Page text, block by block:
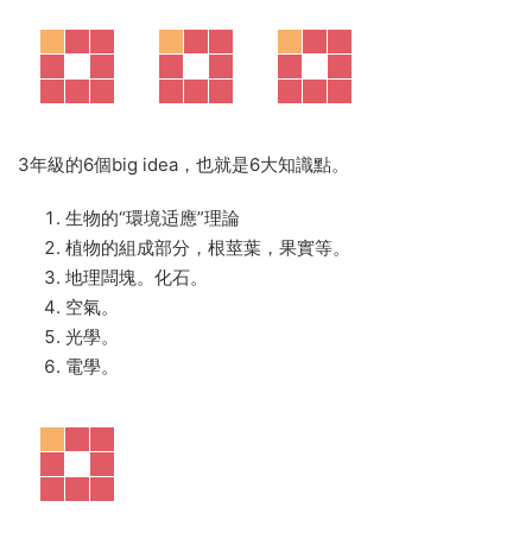
3年級的6個big idea，也就是6大知識點。
生物的“環境适應”理論
植物的組成部分，根莖葉，果實等。
地理闆塊。化石。
空氣。
光學。
電學。